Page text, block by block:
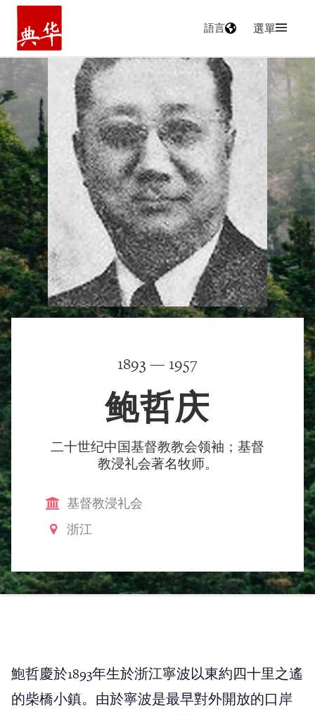
主頁
語言 選單
1893 — 1957
鲍哲庆
二十世纪中国基督教教会领袖；基督
教浸礼会著名牧师。
基督教浸礼会
浙江
鮑哲慶於1893年生於浙江寧波以東約四十里之遙
的柴橋小鎮。由於寧波是最早對外開放的口岸